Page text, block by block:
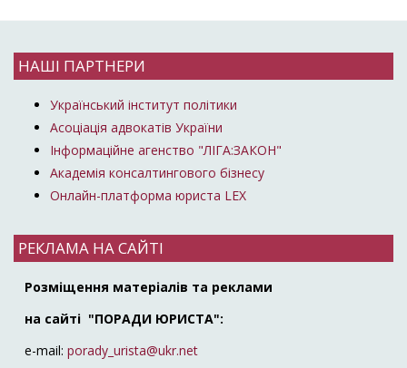
НАШІ ПАРТНЕРИ
Український інститут політики
Асоціація адвокатів України
Інформаційне агенство "ЛІГА:ЗАКОН"
Академія консалтингового бізнесу
Онлайн-платформа юриста LEX
РЕКЛАМА НА САЙТІ
Розміщення матеріалів та реклами
на сайті "ПОРАДИ ЮРИСТА":
e-mail: porady_urista@ukr.net